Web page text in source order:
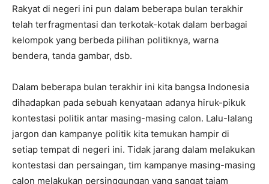
Rakyat di negeri ini pun dalam beberapa bulan terakhir
telah terfragmentasi dan terkotak-kotak dalam berbagai
kelompok yang berbeda pilihan politiknya, warna
bendera, tanda gambar, dsb.
Dalam beberapa bulan terakhir ini kita bangsa Indonesia
dihadapkan pada sebuah kenyataan adanya hiruk-pikuk
kontestasi politik antar masing-masing calon. Lalu-lalang
jargon dan kampanye politik kita temukan hampir di
setiap tempat di negeri ini. Tidak jarang dalam melakukan
kontestasi dan persaingan, tim kampanye masing-masing
calon melakukan persinggungan yang sangat tajam